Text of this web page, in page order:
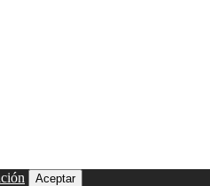
Aceptar